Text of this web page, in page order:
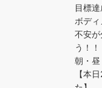
目標
ボデ
不安
う！！
朝・昼
【本